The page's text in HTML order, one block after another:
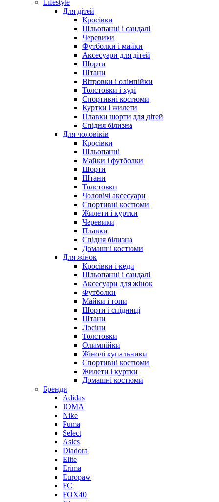
Lifestyle
Для дітей
Кросівки
Шльопанці і сандалі
Черевики
Футболки і майки
Аксесуари для дітей
Шорти
Штани
Вітровки і олімпійки
Толстовки і худі
Спортивні костюми
Куртки і жилети
Плавки шорти для дітей
Спідня білизна
Для чоловіків
Кросівки
Шльопанці
Майки і футболки
Шорти
Штани
Толстовки
Чоловічі аксесуари
Спортивні костюми
Жилети і куртки
Черевики
Плавки
Спідня білизна
Домашні костюми
Для жінок
Кросівки і кеди
Шльопанці і сандалі
Аксесуари для жінок
Футболки
Майки і топи
Шорти і спідниці
Штани
Лосіни
Толстовки
Олимпійки
Жіночі купальники
Спортивні костюми
Жилети і куртки
Домашні костюми
Бренди
Adidas
JOMA
Nike
Puma
Select
Asics
Diadora
Elite
Erima
Europaw
FC
FOX40